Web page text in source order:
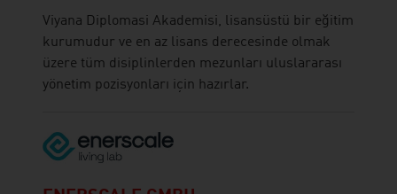
Viyana Diplomasi Akademisi, lisansüstü bir eğitim
kurumudur ve en az lisans derecesinde olmak
üzere tüm disiplinlerden mezunları uluslararası
yönetim pozisyonları için hazırlar.